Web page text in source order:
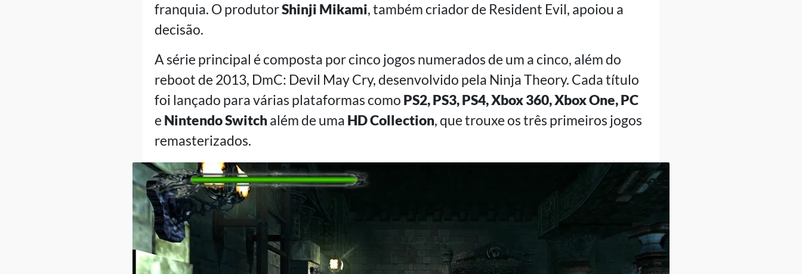
franquia. O produtorShinji Mikami, também criador de Resident Evil, apoiou a
decisão.
A série principal é composta por cinco jogos numerados de um a cinco, além do
reboot de 2013, DmC: Devil May Cry, desenvolvido pela Ninja Theory. Cada título
foi lançado para várias plataformas como PS2, PS3, PS4, Xbox 360, Xbox One, PC
e Nintendo Switchalém de uma HD Collection, que trouxe os três primeiros jogos
remasterizados.